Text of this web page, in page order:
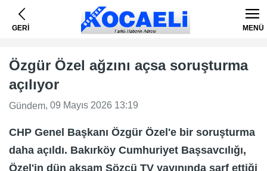
GERİ MENÜ
Özgür Özel ağzını açsa soruşturma
açılıyor
Gündem, 09 Mayıs 2026 13:19
CHP Genel Başkanı Özgür Özel'e bir soruşturma
daha açıldı. Bakırköy Cumhuriyet Başsavcılığı,
Özel'in dün akşam Sözcü TV yayınında sarf ettiği